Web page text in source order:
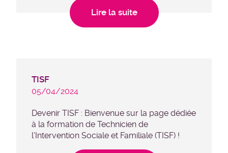
Lire la suite
TISF
05/04/2024
Devenir TISF : Bienvenue sur la page dédiée
à la formation de Technicien de
l'Intervention Sociale et Familiale (TISF) !